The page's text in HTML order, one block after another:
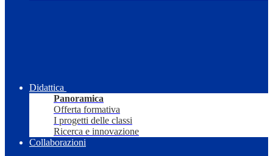
Didattica
Panoramica
Offerta formativa
I progetti delle classi
Ricerca e innovazione
Collaborazioni